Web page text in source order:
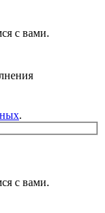
с вами.
.
с вами.